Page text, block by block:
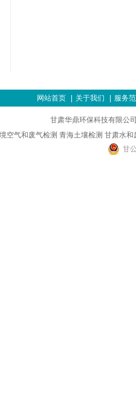
网站首页 关于我们 服务
甘肃华鼎环保科技有限
空气和废气检测 青海土壤检测 甘肃水和
甘